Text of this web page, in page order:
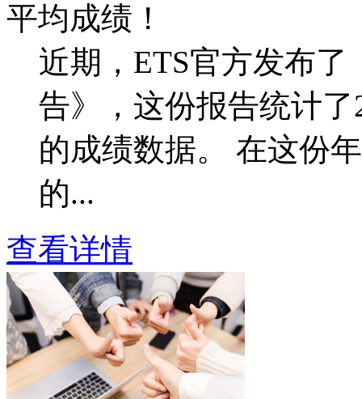
平均成绩！
近期，ETS官方发布了
告》，这份报告统计
的成绩数据。 在这份
的...
查看详情